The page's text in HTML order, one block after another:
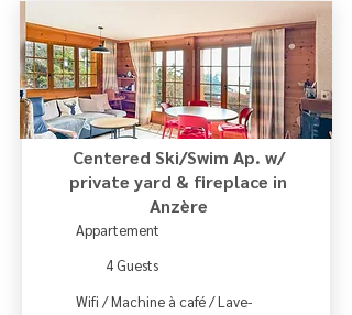
Centered Ski/Swim Ap. w/
private yard & fireplace in
Anzère
Appartement
4 Guests
Wifi / Machine à café / Lave-